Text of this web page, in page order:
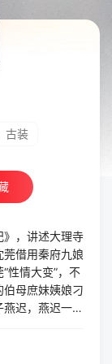
古装
》，讲述大理寺
借用秦府九娘
性情大变”，不
母庶妹姨娘刁
迟，燕迟一心
具意外发现的